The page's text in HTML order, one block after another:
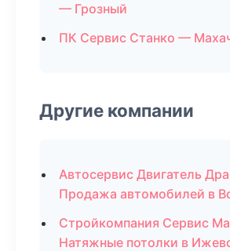
— Грозный
ПК Сервис Станко —
Другие компании
Автосервис Двигатель
Продажа автомобилей в
Стройкомпания Сервис
Натяжные потолки в